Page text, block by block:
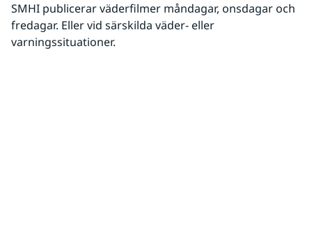
SMHI publicerar väderfilmer måndagar, onsdagar och
fredagar. Eller vid särskilda väder- eller
varningssituationer.